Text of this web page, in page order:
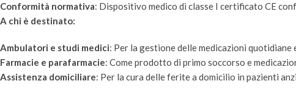
Conformità normativa: Dispositivo medico di classe I certificato CE
A chi è destinato:
Ambulatori e studi medici: Per la gestione delle medicazioni
Farmacie e parafarmacie: Come prodotto di primo soccorso e
Assistenza domiciliare: Per la cura delle ferite a domicilio in pazienti